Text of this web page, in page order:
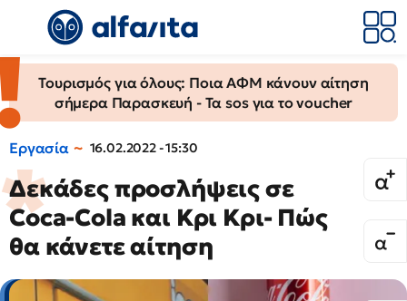
Τουρισμός για όλους: Ποια ΑΦΜ κάνουν αίτηση
σήμερα Παρασκευή - Τα sos για το voucher
Εργασία 16.02.2022 - 15:30
Δεκάδες προσλήψεις σε
Coca-Cola και Κρι Κρι- Πώς
θα κάνετε αίτηση